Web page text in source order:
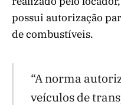
possui autorização
de combustíveis.
“A norma
veículos de